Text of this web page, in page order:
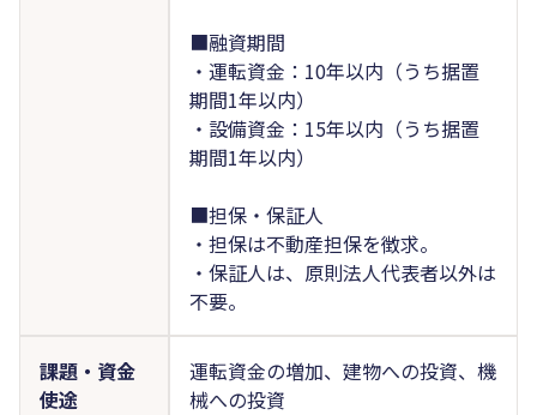
■融資期間
・運転資金：10年以内（うち据置
期間1年以内）
・設備資金：15年以内（うち据置
期間1年以内）
■担保・保証人
・担保は不動産担保を徴求。
・保証人は、原則法人代表者以外は
不要。
課題・資金
使途
運転資金の増加、建物への投資、機
械への投資